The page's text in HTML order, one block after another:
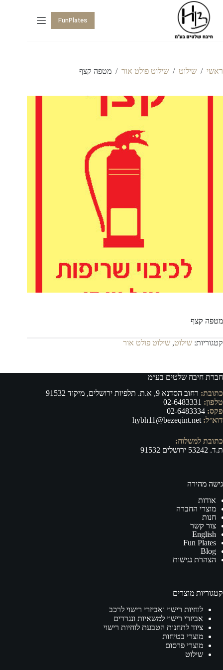
FunPlates
ראשי / שילוט / שילוט פולט אור / מטפה קצף
מטפה קצף
קטגוריות: שילוט, שילוט פולט אור
חברת חיבח שלטים בע״מ
כתובת: רחוב הסדנא 9, א.ת. תלפיות ירושלים, מיקוד 91532
טלפון: 02-6483331
פקס:
דוא״ל: hybh11@bezeqint.net
כתובת למשלוח:
ת.ד. 53242 ירושלים 91532
גישה מהירה
אודות
מוצרי החברה
חנות
צור קשר
English
Fun Plates
Blog
הצהרת נגישות
קטגוריות מוצרים
לוחיות רישוי ואביזרי רישוי לרכב
אביזרי רישוי למשאיות ונגררים
ציוד לתחנות הטבעת לוחיות רישוי
מוצרי בטיחות
מוצרי פרסום
שילוט